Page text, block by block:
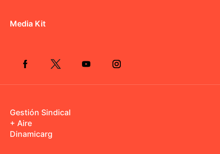
Media Kit
Gestión Sindical
+ Aire
Dinamicarg